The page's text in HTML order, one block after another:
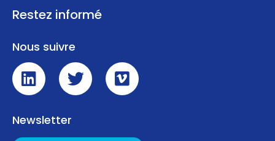
Restez informé
Nous suivre
Newsletter